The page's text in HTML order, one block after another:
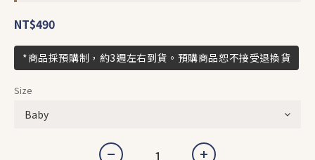
NT$490
*商品採預購制，約3週左右到貨。預購商品恕不接受退換貨
Size